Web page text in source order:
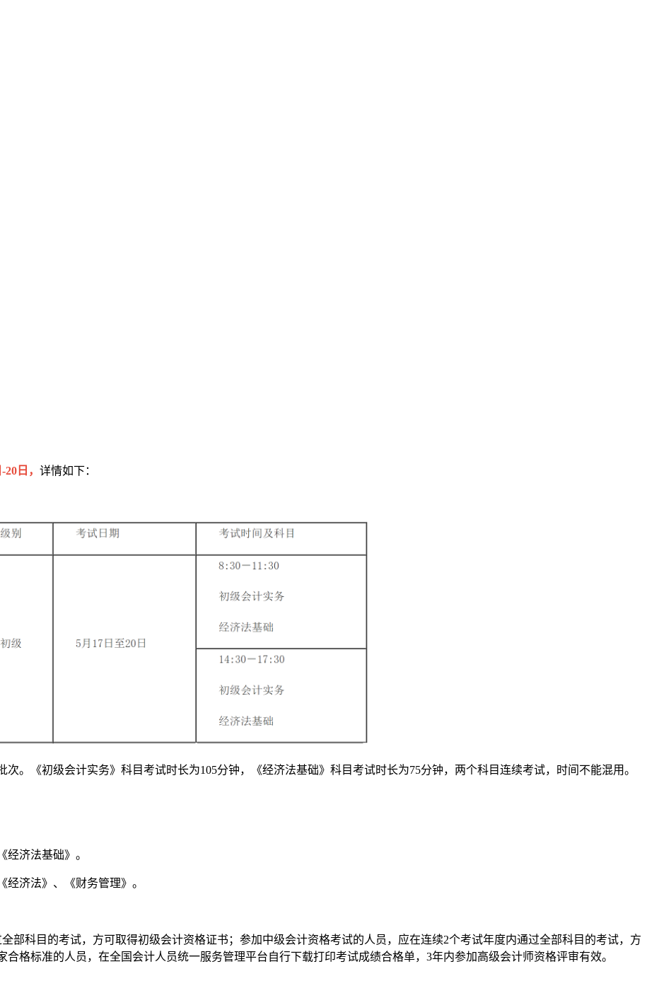
日， 详情如下：
次。《初级会计实务》科目考试时长为105分钟，《经济法基础》科目考试时长为75分钟，两个科目连续考试，时间不能混用。
济法基础》。
济法》、《财务管理》。
科目的考试，方可取得初级会计资格证书；参加中级会计资格考试的人员，应在连续2个考试年度内通过全部科目的考试，方
格标准的人员，在全国会计人员统一服务管理平台自行下载打印考试成绩合格单，3年内参加高级会计师资格评审有效。